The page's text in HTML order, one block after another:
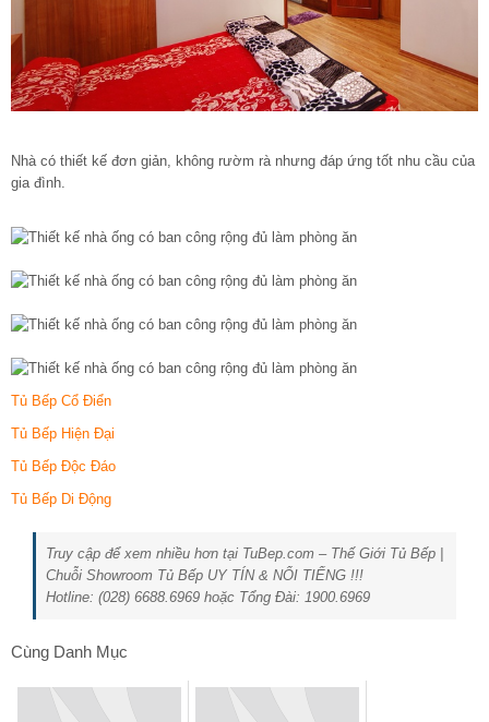
Nhà có thiết kế đơn giản, không rườm rà nhưng đáp ứng tốt nhu cầu của
gia đình.
Tủ Bếp Cổ Điển
Tủ Bếp Hiện Đại
Tủ Bếp Độc Đáo
Tủ Bếp Di Động
Truy cập để xem nhiều hơn tại TuBep.com – Thế Giới Tủ Bếp |
Chuỗi Showroom Tủ Bếp UY TÍN & NỔI TIẾNG !!!
Hotline: (028) 6688.6969 hoặc Tổng Đài: 1900.6969
Cùng Danh Mục